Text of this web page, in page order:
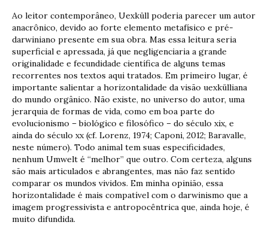
Ao leitor contemporâneo, Uexküll poderia parecer um autor
anacrônico, devido ao forte elemento metafísico e pré-
darwiniano presente em sua obra. Mas essa leitura seria
superficial e apressada, já que negligenciaria a grande
originalidade e fecundidade científica de alguns temas
recorrentes nos textos aqui tratados. Em primeiro lugar, é
importante salientar a horizontalidade da visão uexkülliana
do mundo orgânico. Não existe, no universo do autor, uma
jerarquia de formas de vida, como em boa parte do
evolucionismo – biológico e filosófico – do século xix, e
ainda do século xx (cf. Lorenz, 1974; Caponi, 2012; Baravalle,
neste número). Todo animal tem suas especificidades,
nenhum Umwelt é “melhor” que outro. Com certeza, alguns
são mais articulados e abrangentes, mas não faz sentido
comparar os mundos vividos. Em minha opinião, essa
horizontalidade é mais compatível com o darwinismo que a
imagem progressivista e antropocêntrica que, ainda hoje, é
muito difundida.